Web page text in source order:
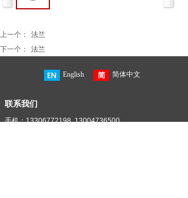
上一个：
法兰
下一个：
法兰
English 简体中文
手机：13306772198 13004736500
联系我们